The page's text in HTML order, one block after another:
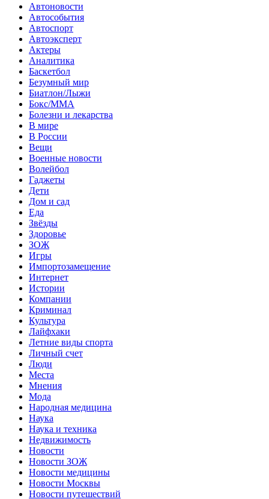
Автоновости
Автособытия
Автоспорт
Автоэксперт
Актеры
Аналитика
Баскетбол
Безумный мир
Биатлон/Лыжи
Бокс/MMA
Болезни и лекарства
В мире
В России
Вещи
Военные новости
Волейбол
Гаджеты
Дети
Дом и сад
Еда
Звёзды
Здоровье
ЗОЖ
Игры
Импортозамещение
Интернет
Истории
Компании
Криминал
Культура
Лайфхаки
Летние виды спорта
Личный счет
Люди
Места
Мнения
Мода
Народная медицина
Наука
Наука и техника
Недвижимость
Новости
Новости ЗОЖ
Новости медицины
Новости Москвы
Новости путешествий